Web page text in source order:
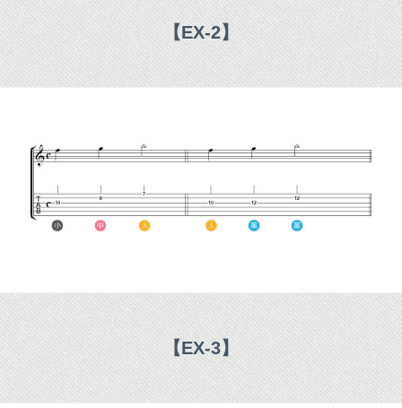
【EX-2】
【EX-3】